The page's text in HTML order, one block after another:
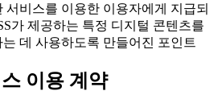
서비스를 이용한 이용자에게 지급되
가 제공하는 특정 디지털 콘텐츠를
는 데 사용하도록 만들어진 포인트
이용 계약